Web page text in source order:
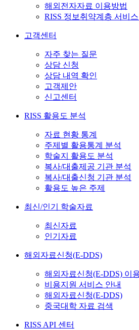
해외전자자료 이용방법
RISS 정보취약계층 서비
고객센터
자주 찾는 질문
상담 신청
상담 내역 확인
고객제안
신고센터
RISS 활용도 분석
자료 현황 통계
주제별 활용통계 분석
학술지 활용도 분석
복사/대출제공 기관 분석
복사/대출신청 기관 분석
활용도 높은 주제
최신/인기 학술자료
최신자료
인기자료
해외자료신청(E-DDS)
해외자료신청(E-DDS) 이
비용지원 서비스 안내
해외자료신청(E-DDS)
중국대학 자료 검색
RISS API 센터